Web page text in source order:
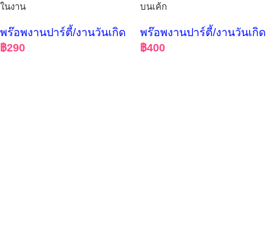
ในงาน
พร๊อพงานปาร์ตี้/งานวันเกิด
฿290
บนเค้ก
พร๊อพงานปาร์ตี้/งานวันเกิด
฿400